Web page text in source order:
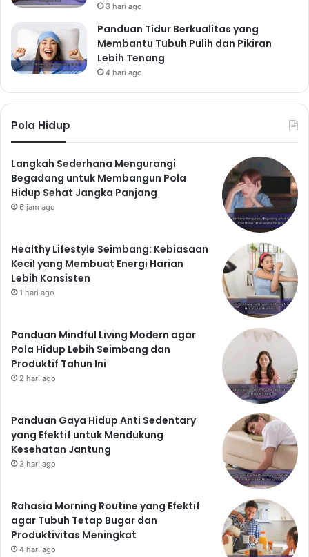
3 hari ago
Panduan Tidur Berkualitas yang
Membantu Tubuh Pulih dan Pikiran
Lebih Tenang
4 hari ago
Pola Hidup
Langkah Sederhana Mengurangi
Begadang untuk Membangun Pola
Hidup Sehat Jangka Panjang
6 jam ago
Healthy Lifestyle Seimbang: Kebiasaan
Kecil yang Membuat Energi Harian
Lebih Konsisten
1 hari ago
Panduan Mindful Living Modern agar
Pola Hidup Lebih Seimbang dan
Produktif Tahun Ini
2 hari ago
Panduan Gaya Hidup Anti Sedentary
yang Efektif untuk Mendukung
Kesehatan Jantung
3 hari ago
Rahasia Morning Routine yang Efektif
agar Tubuh Tetap Bugar dan
Produktivitas Meningkat
4 hari ago